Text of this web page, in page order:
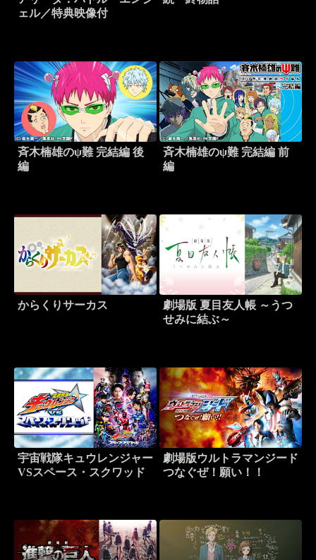
ェル／特典映像付
斉木楠雄のψ難 完結編 後
編
斉木楠雄のψ難 完結編 前
編
からくりサーカス
劇場版 夏目友人帳 ～うつ
せみに結ぶ～
宇宙戦隊キュウレンジャー
VSスペース・スクワッド
劇場版ウルトラマンジード
つなぐぜ！願い！！